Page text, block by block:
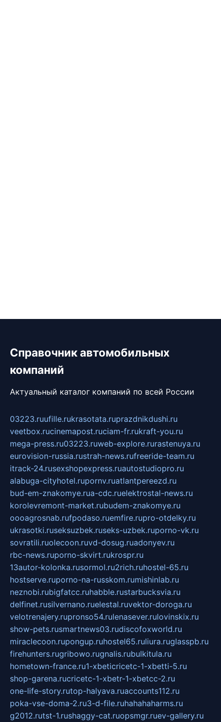
Справочник автомобильных
компаний
Актуальный каталог компаний по всей России
03223.ruufille.rukrasotata.ruprazdnikdushi.ru
veetbox.rucinemapost.ruciam-fr.rukraft-you.ru
mega-press.ru03223.ruweb-explore.rurastenuya.ru
eurovision-russia.rustrah-news.rufreeride-team.ru
itrack-24.rusexshopexpress.ruautostudiopro.ru
alabuga-cityhotel.rupornv.ruatlantpereezd.ru
bud-em-znakomye.rua-cdc.ruelektrostal-news.ru
korolevremont-market.rubudem-znakomye.ru
oooagrosnab.rufpodaso.ruemfire.rupro-otdelky.ru
ukrasotki.ruseksuzbek.ruseks-uzbek.ruporno-vk.ru
sovratili.ruolecoon.ruvd-dosug.ruadonyev.ru
rbc-news.ruporno-skvirt.rukrospr.ru
13autor-kolonka.rusormol.ru2rich.ruhostel-65.ru
hostserve.ruporno-na-russkom.rumishinlab.ru
neznobi.rubigfatcc.ruhabble.rustarbucksvia.ru
delfinet.rusilvernano.ruelestal.ruvektor-doroga.ru
velotrenajery.rupronso54.rulenasever.rulovinskix.ru
show-pets.rusmartnews03.rudiscofoxworld.ru
miraclecoon.rupongup.ruhostel65.ruliura.ruglasspb.ru
firehunters.rugribowo.rugnalis.rubulkitula.ru
hometown-france.ru1-xbeticricetc-1-xbetti-5.ru
shop-garena.rucricetc-1-xbetr-1-xbetcc-2.ru
one-life-story.rutop-halyava.ruaccounts112.ru
poka-vse-doma-2.ru3-d-file.ruhahahaharms.ru
g2012.rutst-1.rushaggy-cat.ruopsmgr.ruev-gallery.ru